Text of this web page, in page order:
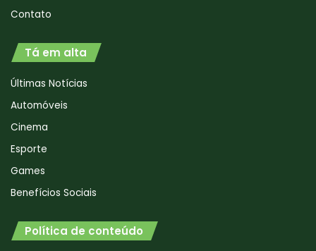
Contato
Tá em alta
Últimas Notícias
Automóveis
Cinema
Esporte
Games
Benefícios Sociais
Política de conteúdo